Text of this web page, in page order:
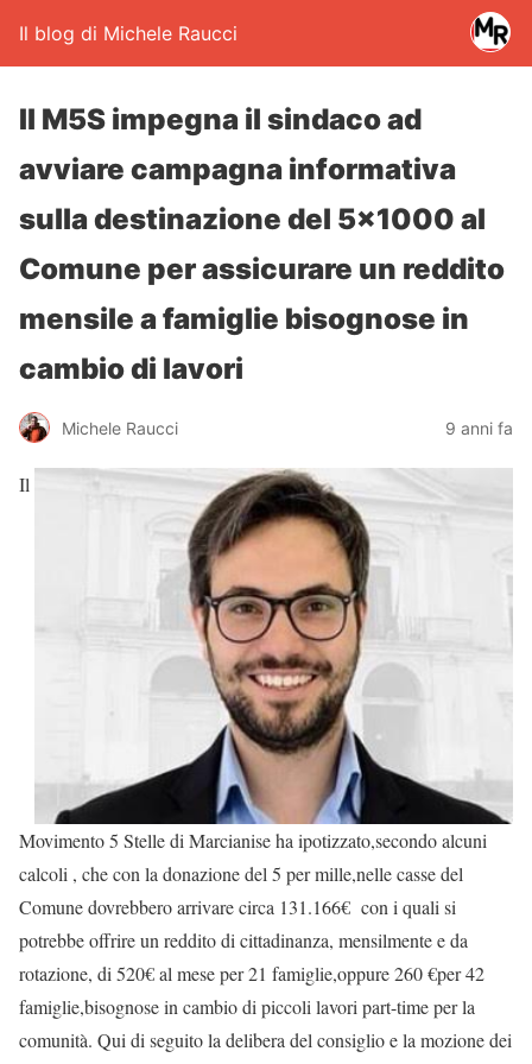
Il blog di Michele Raucci
Il M5S impegna il sindaco ad
avviare campagna informativa
sulla destinazione del 5×1000 al
Comune per assicurare un reddito
mensile a famiglie bisognose in
cambio di lavori
Michele Raucci 9 anni fa
Il
Movimento 5 Stelle di Marcianise ha ipotizzato,secondo alcuni
calcoli , che con la donazione del 5 per mille,nelle casse del
Comune dovrebbero arrivare circa 131.166€ con i quali si
potrebbe offrire un reddito di cittadinanza, mensilmente e da
rotazione, di 520€ al mese per 21 famiglie,oppure 260 €per 42
famiglie,bisognose in cambio di piccoli lavori part-time per la
comunità. Qui di seguito la delibera del consiglio e la mozione dei